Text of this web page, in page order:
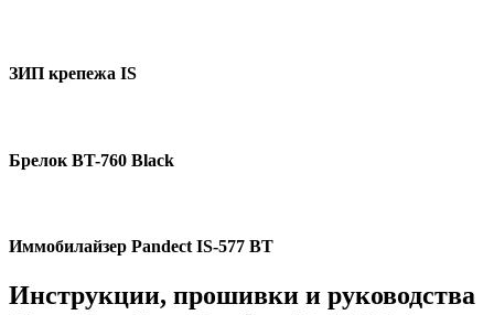
ЗИП крепежа IS
Брелок BT-760 Black
Иммобилайзер Pandect IS-577 BT
Инструкции, прошивки и руководства